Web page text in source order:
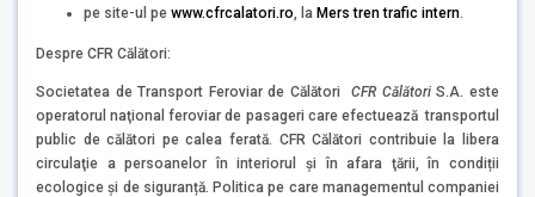
pe site-ul pe www.cfrcalatori.ro, la Mers tren trafic intern.
Despre CFR Călători:
Societatea de Transport Feroviar de CălătoriCFR CălătoriS.A. este
operatorul naţional feroviar de pasageri care efectuează transportul
public de călători pe calea ferată. CFR Călători contribuie la libera
circulaţie a persoanelor în interiorul şi în afara ţării, în condiții
ecologice și de siguranță. Politica pe care managementul companiei